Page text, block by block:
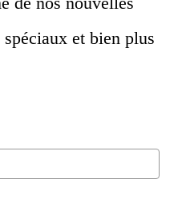
et bien plus